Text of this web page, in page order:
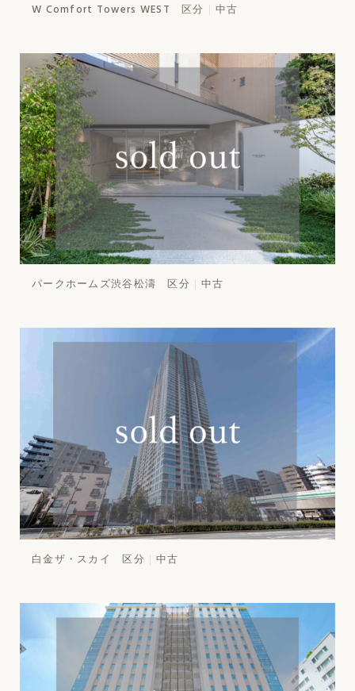
W Comfort Towers WEST 区分 中古
パークホームズ渋谷松濤 区分 中古
白金ザ・スカイ 区分 中古